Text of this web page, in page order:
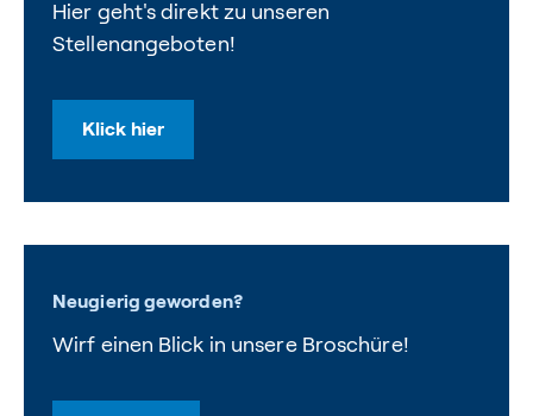
Hier geht's direkt zu unseren
Stellenangeboten!
Klick hier
Neugierig geworden?
Wirf einen Blick in unsere Broschüre!